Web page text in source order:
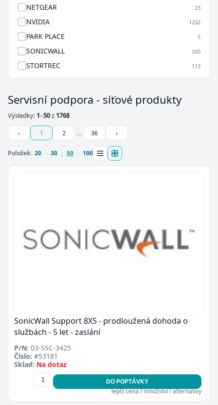
NETGEAR 23
NVIDIA 1232
PARK PLACE 5
SONICWALL 320
STORTREC 113
Servisní podpora - síťové produkty
Výsledky: 1–50z 1768
‹ 1 2 … 36 ›
Položek: 20 30 50 100
SonicWall Support 8X5 - prodloužená dohoda o
službách - 5 let - zaslání
P/N: 03-SSC-3425
Číslo: #53181
Sklad: Na dotaz
DO POPTÁVKY
lepší cena / množství / alternativy